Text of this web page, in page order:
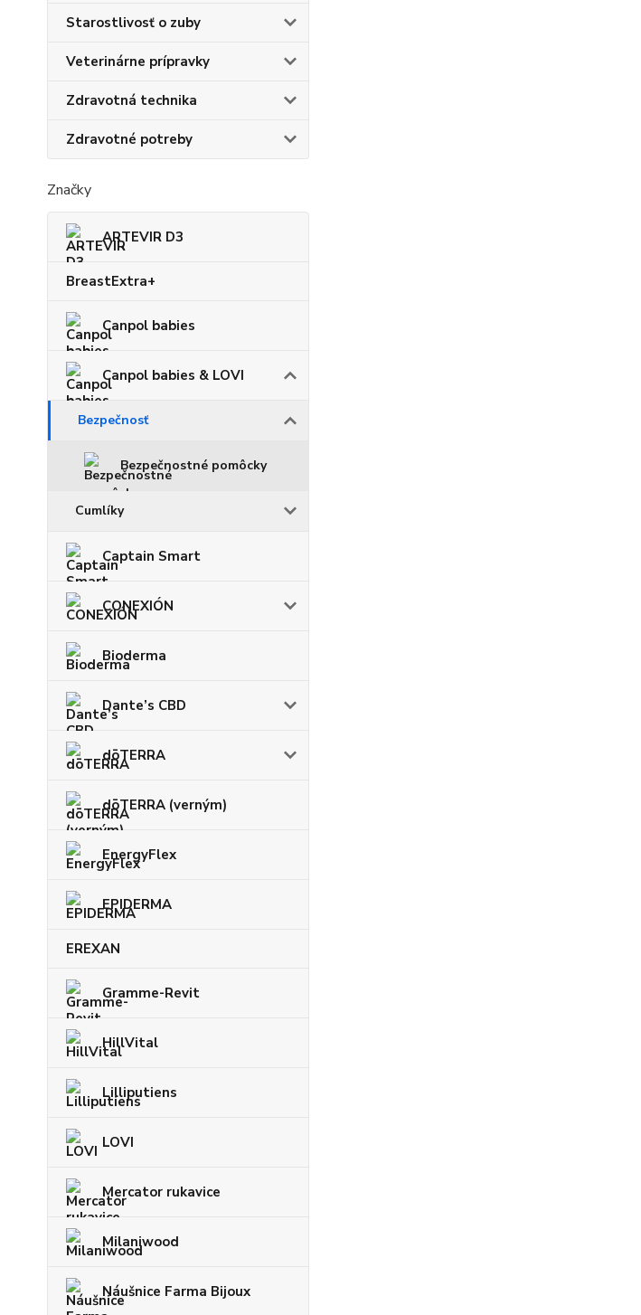
Starostlivosť o zuby
Veterinárne prípravky
Zdravotná technika
Zdravotné potreby
Značky
ARTEVIR D3
BreastExtra+
Canpol babies
Canpol babies & LOVI
Bezpečnosť
Bezpečnostné pomôcky
Cumlíky
Captain Smart
CONEXIÓN
Bioderma
Dante’s CBD
dōTERRA
dōTERRA (verným)
EnergyFlex
EPIDERMA
EREXAN
Gramme-Revit
HillVital
Lilliputiens
LOVI
Mercator rukavice
Milaniwood
Náušnice Farma Bijoux